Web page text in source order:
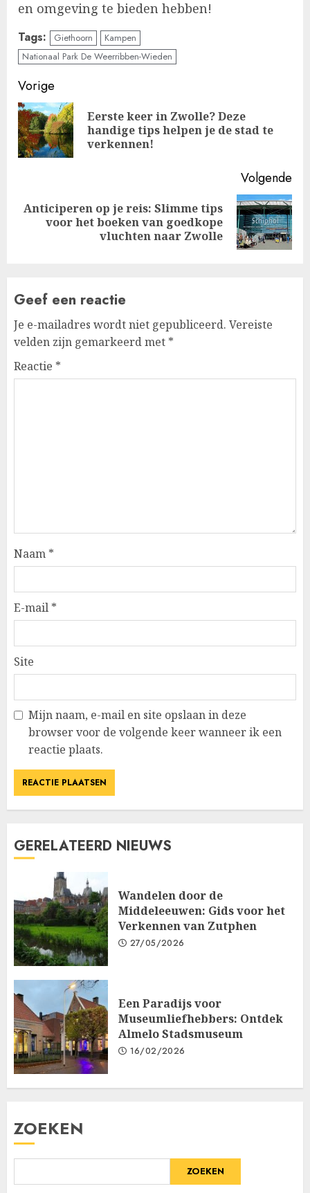
en omgeving te bieden hebben!
Tags: Giethoorn
Kampen
Nationaal Park De Weerribben-Wieden
Doorgaan
met
lezen
Vorige
Eerste keer in Zwolle? Deze
handige tips helpen je de stad te
verkennen!
Volgende
Volgende
Anticiperen op je reis: Slimme tips
voor het boeken van goedkope
vluchten naar Zwolle
Geef een reactie
Je e-mailadres wordt niet gepubliceerd. Vereiste
velden zijn gemarkeerd met *
Reactie *
Naam *
E-mail *
Site
Mijn naam, e-mail en site opslaan in deze
browser voor de volgende keer wanneer ik een
reactie plaats.
GERELATEERD NIEUWS
Wandelen door de
Middeleeuwen: Gids voor het
Verkennen van Zutphen
27/05/2026
Een Paradijs voor
Museumliefhebbers: Ontdek
Almelo Stadsmuseum
16/02/2026
ZOEKEN
ZOEKEN